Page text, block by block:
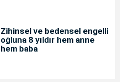
Zihinsel ve bedensel engelli
oğluna 8 yıldır hem anne
hem baba